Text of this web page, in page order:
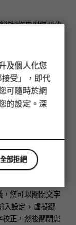
游標拖曳到您要的
快速、更準確地
。
當您想要的單字
建議，請輕按並
機會自動使用它
確，請點選並按
您可以關閉文字
入設定 > 虛擬鍵
校正 ，然後關閉您
及個人化您
受」，即代
可隨時於網
的設定。深
全部拒絕